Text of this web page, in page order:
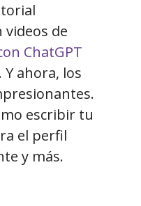
de
ChatGPT
ahora, los
escribir tu
el perfil
y más.